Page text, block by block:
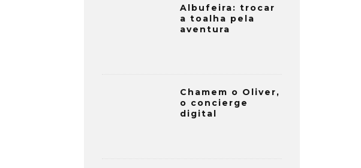
Albufeira: trocar
a toalha pela
aventura
Chamem o Oliver,
o concierge
digital